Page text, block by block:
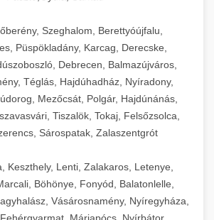
konyhai megoldások
Szeghalom, Berettyóújfalu,
Püspökladány, Karcag, Derecske,
Debrecen, Balmazújváros,
Téglás, Hajdúhadház, Nyíradony,
Mezőcsát, Polgár, Hajdúnánás,
Tiszalök, Tokaj, Felsőzsolca,
Sárospatak, Zalaszentgrót
Keszthely, Lenti, Zalakaros, Letenye,
Böhönye, Fonyód, Balatonlelle,
Vásárosnamény, Nyíregyháza,